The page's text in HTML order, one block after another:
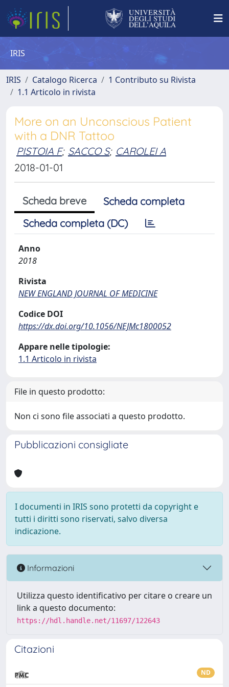
IRIS
IRIS Catalogo Ricerca
1 Contributo su Rivista
1.1 Articolo in rivista
More on an Unconscious Patient
with a DNR Tattoo
PISTOIA F; SACCO S; CAROLEI A
2018-01-01
Scheda breve
Scheda completa
Scheda completa (DC)
Anno
2018
Rivista
NEW ENGLAND JOURNAL OF MEDICINE
Codice DOI
https://dx.doi.org/10.1056/NEJMc1800052
Appare nelle tipologie:
1.1 Articolo in rivista
File in questo prodotto:
Non ci sono file associati a questo prodotto.
Pubblicazioni consigliate
I documenti in IRIS sono protetti da copyright e
tutti i diritti sono riservati, salvo diversa
indicazione.
Informazioni
Utilizza questo identificativo per citare o creare un
link a questo documento:
https://hdl.handle.net/11697/122643
Citazioni
ND